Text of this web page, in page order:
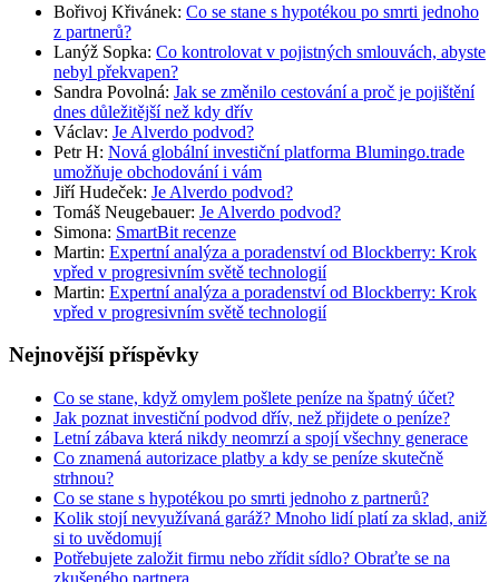
Bořivoj Křivánek: Co se stane s hypotékou po smrti jednoho
z partnerů?
Lanýž Sopka: Co kontrolovat v pojistných smlouvách, abyste
nebyl překvapen?
Sandra Povolná: Jak se změnilo cestování a proč je pojištění
dnes důležitější než kdy dřív
Václav: Je Alverdo podvod?
Petr H: Nová globální investiční platforma Blumingo.trade
umožňuje obchodování i vám
Jiří Hudeček: Je Alverdo podvod?
Tomáš Neugebauer: Je Alverdo podvod?
Simona: SmartBit recenze
Martin: Expertní analýza a poradenství od Blockberry: Krok
vpřed v progresivním světě technologií
Martin: Expertní analýza a poradenství od Blockberry: Krok
vpřed v progresivním světě technologií
Nejnovější příspěvky
Co se stane, když omylem pošlete peníze na špatný účet?
Jak poznat investiční podvod dřív, než přijdete o peníze?
Letní zábava která nikdy neomrzí a spojí všechny generace
Co znamená autorizace platby a kdy se peníze skutečně
strhnou?
Co se stane s hypotékou po smrti jednoho z partnerů?
Kolik stojí nevyužívaná garáž? Mnoho lidí platí za sklad, aniž
si to uvědomují
Potřebujete založit firmu nebo zřídit sídlo? Obraťte se na
zkušeného partnera